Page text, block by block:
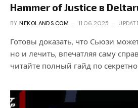
Hammer of Justice в
BY NEKOLANDS.COM 11.06.2025
Готовы доказать, что Сьюзи
но и лечить, впечатляя саму
читайте полный гайд по